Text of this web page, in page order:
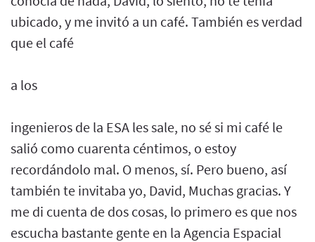
ubicado, y me invitó a un café. También es verdad
que el café
a los
ingenieros de la ESA les sale, no sé si mi café le
salió como cuarenta céntimos, o estoy
recordándolo mal. O menos, sí. Pero bueno, así
también te invitaba yo, David, Muchas gracias. Y
me di cuenta de dos cosas, lo primero es que nos
escucha bastante gente en la Agencia Espacial